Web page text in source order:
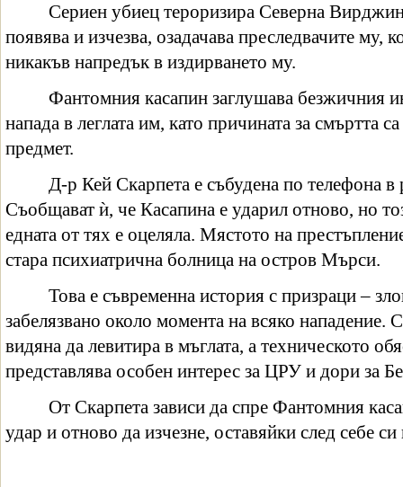
Сериен убиец тероризира Северна
появява и изчезва, озадачава преследвачите му,
никакъв напредък в издирването му.
Фантомния касапин заглушава безжичния
напада в леглата им, като причината за смъртта
предмет.
Д-р Кей Скарпета е събудена по телефона в
Съобщават ѝ, че Касапина е ударил отново, но
едната от тях е оцеляла. Мястото на
стара психиатрична болница на остров Мърси.
Това е съвременна история с призраци –
забелязвано около момента на всяко нападение.
видяна да левитира в мъглата, а техническото
представлява особен интерес за ЦРУ и дори за
От Скарпета зависи да спре Фантомния
удар и отново да изчезне, оставяйки след себе